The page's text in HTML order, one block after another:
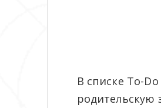
В списке To-
родительскую